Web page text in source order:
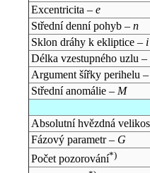
Excentricita – e
Střední denní pohyb – n
Sklon dráhy k ekliptice – i
Délka vzestupného uzlu –
Argument šířky perihelu
Střední anomálie – M
Absolutní hvězdná
Fázový parametr – G
Počet pozorování*)